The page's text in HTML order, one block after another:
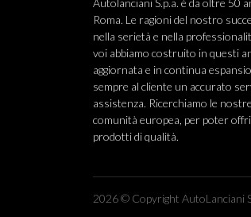
Autolanciani S.p.a. è da oltre 50
Roma. Le ragioni del nostro
nella serietà e nella
voi abbiamo costruito in questi
aggiornata e in continua
sempre al cliente un accurato
assistenza. Ricerchiamo le
comunità europea, per poter
prodotti di qualità.
2026 © Copyright AutoLanciani